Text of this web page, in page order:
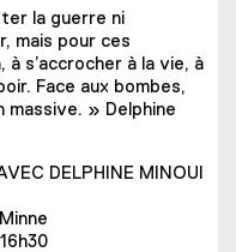
la guerre ni
mais pour ces
s’accrocher à la vie, à
Face aux bombes,
massive. » Delphine
DELPHINE MINOUI